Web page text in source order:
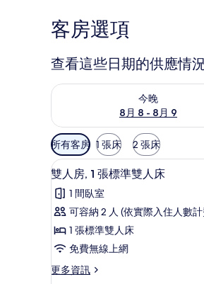
客房選項
查看這些日期的供應情
今晚
8月 8 - 8月 9
查看今晚 (8月 8 - 8月 9) 的供應
可
用
的
客
房
篩
選
條
件
所有客房 1 張床 2 張床
顯
示
雙
人
房,
張
1
雙人房, 1 張標準雙人床
1 間臥室
可容納 2 人 (依實際入住人數
1 張標準雙人床
免費無線上網
更多資訊
更